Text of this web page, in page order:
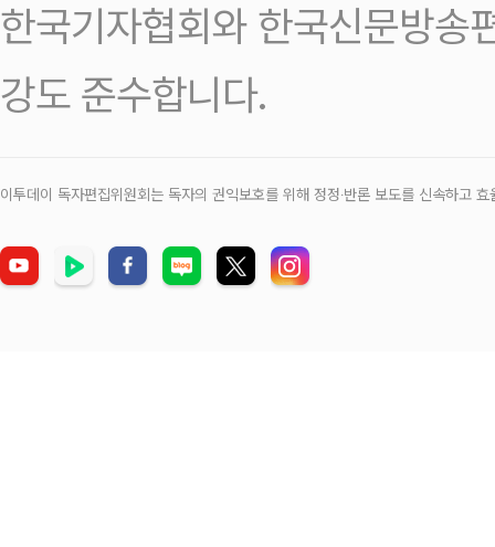
한국기자협회와 한국신문방송
강도 준수합니다.
이투데이 독자편집위원회는 독자의 권익보호를 위해 정정‧반론 보도를 신속하고